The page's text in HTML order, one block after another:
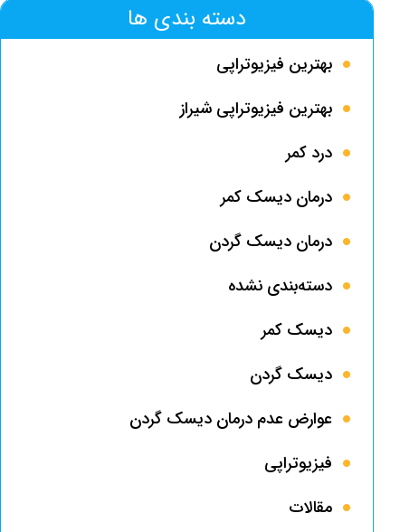
دسته بندی ها
بهترین فیزیوتراپی
بهترین فیزیوتراپی شیراز
درد کمر
درمان دیسک کمر
درمان دیسک گردن
دسته‌بندی نشده
دیسک کمر
دیسک گردن
عوارض عدم درمان دیسک گردن
فیزیوتراپی
مقالات